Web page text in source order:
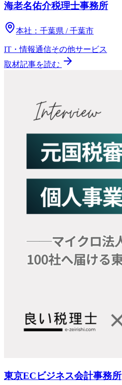
海老名佑介税理士事務所
本社： 千葉県 / 千葉市
IT・情報通信その他サービス
取材記事を読む
東京ECビジネス会計事務所